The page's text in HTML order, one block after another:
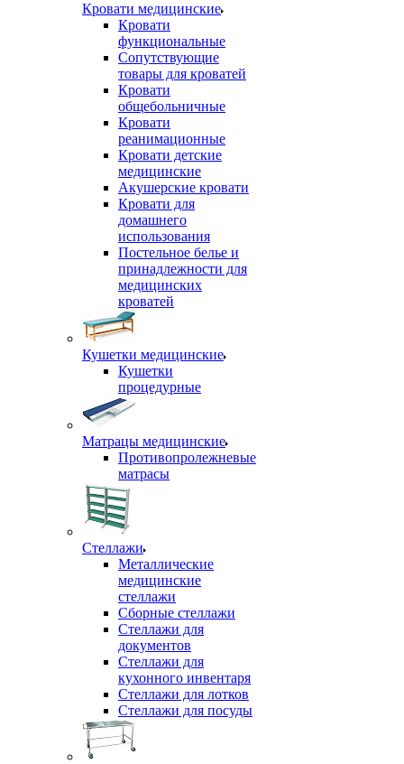
Кровати медицинские
Кровати
функциональные
Сопутствующие
товары для кроватей
Кровати
общебольничные
Кровати
реанимационные
Кровати детские
медицинские
Акушерские кровати
Кровати для
домашнего
использования
Постельное белье и
принадлежности для
медицинских
кроватей
Кушетки медицинские
Кушетки
процедурные
Матрацы медицинские
Противопролежневые
матрасы
Стеллажи
Металлические
медицинские
стеллажи
Сборные стеллажи
Стеллажи для
документов
Стеллажи для
кухонного инвентаря
Стеллажи для лотков
Стеллажи для посуды